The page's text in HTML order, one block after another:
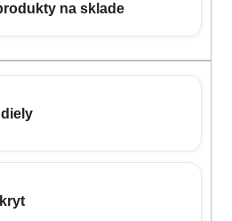
na sklade